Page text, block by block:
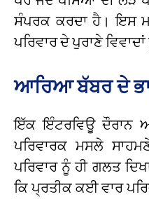
ਸੰਪਰਕ ਕਰਦਾ ਹੈ। ਇਸ
ਪਰਿਵਾਰ ਦੇ ਪੁਰਾਣੇ
ਆਰਿਆ ਬੱਬਰ ਦੇ
ਇੱਕ ਇੰਟਰਵਿਊ ਦੌਰਾਨ
ਪਰਿਵਾਰਕ ਮਸਲੇ
ਪਰਿਵਾਰ ਨੂੰ ਹੀ ਗਲਤ
ਕਿ ਪ੍ਰਤੀਕ ਕਈ ਵਾਰ